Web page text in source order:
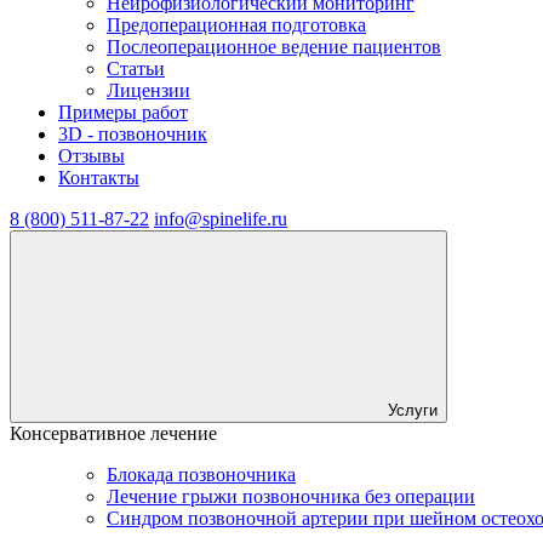
Предоперационная подготовка
Послеоперационное ведение пациентов
Статьи
Лицензии
Примеры работ
3D - позвоночник
Отзывы
Контакты
8 (800) 511-87-22 info@spinelife.ru
Услуги
Консервативное лечение
Блокада позвоночника
Лечение грыжи позвоночника без операции
Синдром позвоночной артерии при шейном